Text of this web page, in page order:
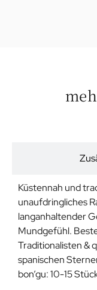
Küstennah und
unaufdringliches
langanhaltender
Mundgefühl.
Traditionalisten &
spanischen
bon’gu: 10-15